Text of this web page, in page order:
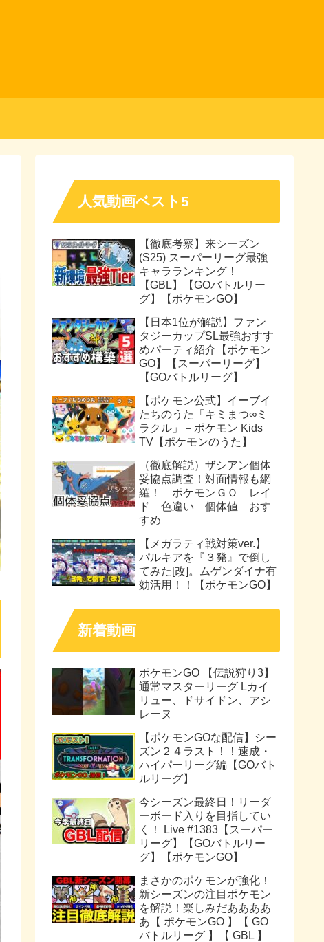
人気動画ベスト5
【徹底考察】来シーズン
(S25) スーパーリーグ最強
キャラランキング！
【GBL】【GOバトルリー
グ】【ポケモンGO】
【日本1位が解説】ファン
タジーカップSL最強おすす
めパーティ紹介【ポケモン
GO】【スーパーリーグ】
【GOバトルリーグ】
【ポケモン公式】イーブイ
たちのうた「キミまつ∞ミ
ラクル」－ポケモン Kids
TV【ポケモンのうた】
（徹底解説）ザシアン個体
妥協点調査！対面情報も網
羅！ ポケモンＧＯ レイ
ド 色違い 個体値 おす
すめ
【メガラティ戦対策ver.】
パルキアを『３発』で倒し
てみた[改]。ムゲンダイナ有
効活用！！【ポケモンGO】
新着動画
ポケモンGO 【伝説狩り3】
通常マスターリーグ Lカイ
リュー、ドサイドン、アシ
レーヌ
【ポケモンGOな配信】シー
ズン２４ラスト！！速成・
ハイパーリーグ編【GOバト
ルリーグ】
今シーズン最終日！リーダ
ーボード入りを目指してい
く！ Live #1383【スーパー
リーグ】【GOバトルリー
グ】【ポケモンGO】
まさかのポケモンが強化！
新シーズンの注目ポケモン
を解説！楽しみだああああ
あ【 ポケモンGO 】【 GO
バトルリーグ 】【 GBL 】